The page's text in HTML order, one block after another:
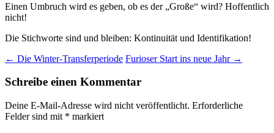
Einen Umbruch wird es geben, ob es der „Große“ wird? Hoffentlich
nicht!
Die Stichworte sind und bleiben: Kontinuität und Identifikation!
Beitragsnavigation
← Die Winter-Transferperiode Furioser Start ins neue Jahr →
Schreibe einen Kommentar
Deine E-Mail-Adresse wird nicht veröffentlicht. Erforderliche
Felder sind mit * markiert